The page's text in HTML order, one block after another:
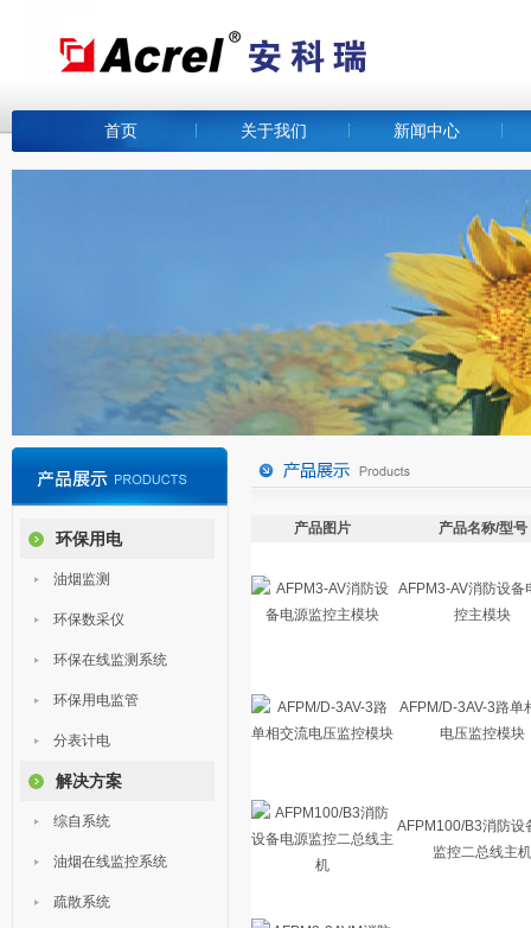
首页 关于我们 新闻中心
环保用电
油烟监测
环保数采仪
环保在线监测系统
环保用电监管
分表计电
解决方案
综自系统
油烟在线监控系统
疏散系统
产品图片 产品名称/型号
AFPM3-AV消防设备
控主模块
AFPM/D-3AV-3路单
电压监控模块
AFPM100/B3消防设
监控二总线主机